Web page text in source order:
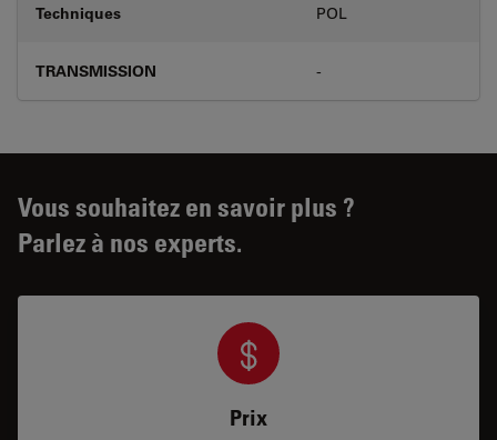
Techniques POL
TRANSMISSION -
Vous souhaitez en savoir plus ?
Parlez à nos experts.
Prix